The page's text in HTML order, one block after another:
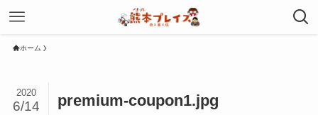
ホーム
premium-coupon1.jpg
2020
6/14